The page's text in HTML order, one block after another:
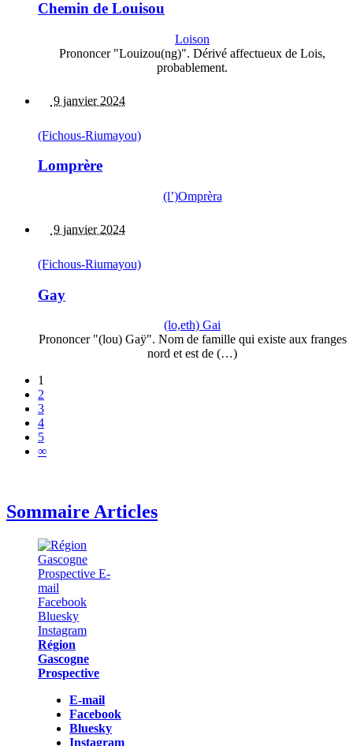
Chemin de Louisou
Loison
Prononcer "Louizou(ng)". Dérivé affectueux de Lois,
probablement.
9 janvier 2024
(Fichous-Riumayou)
Lomprère
(l’)Omprèra
9 janvier 2024
(Fichous-Riumayou)
Gay
(lo,eth) Gai
Prononcer "(lou) Gaÿ". Nom de famille qui existe aux franges
nord et est de (…)
1
2
3
4
5
∞
Sommaire Articles
Région
Gascogne
Prospective
E-mail
Facebook
Bluesky
Instagram